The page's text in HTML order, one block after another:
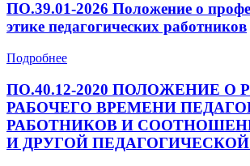
ПО.39.01-2026 Положение о
этике педагогических работников
Подробнее
ПО.40.12-2020 ПОЛОЖЕНИЕ О
РАБОЧЕГО ВРЕМЕНИ
РАБОТНИКОВ И
И ДРУГОЙ